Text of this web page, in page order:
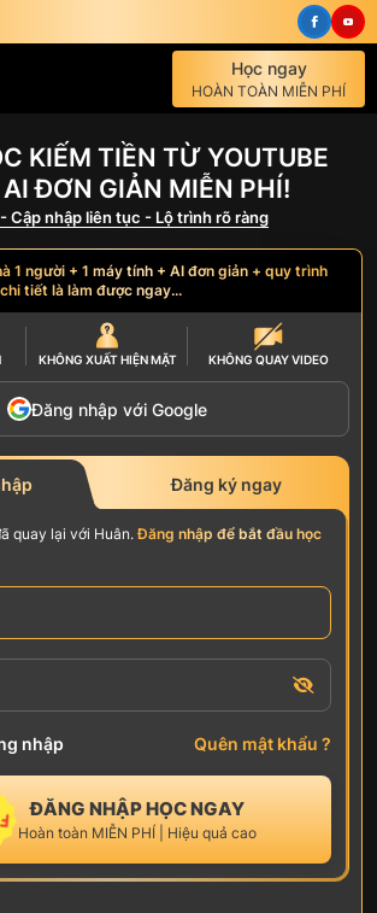
Học ngay
HOÀN TOÀN MIỄN PHÍ
KIẾM TIỀN TỪ YOUTUBE
ĐƠN GIẢN MIỄN PHÍ!
Cập nhập liên tục - Lộ trình rõ ràng
1 người + 1 máy tính + AI đơn giản + quy trình
tiết là làm được ngay...
KHÔNG XUẤT HIỆN MẶT KHÔNG QUAY VIDEO
Đăng nhập với Google
Đăng ký ngay
quay lại với Huân. Đăng nhập để bắt đầu học
nhập Quên mật khẩu ?
ĐĂNG NHẬP HỌC NGAY
Hoàn toàn MIỄN PHÍ | Hiệu quả cao